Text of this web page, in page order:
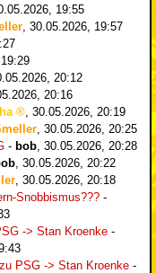
19:55
30.05.2026, 19:57
20:12
20:16
30.05.2026, 20:19
30.05.2026, 20:25
- bob 30.05.2026, 20:28
30.05.2026, 20:22
30.05.2026, 20:18
Snobbismus??? -
-> Stan Kroenke -
PSG -> Stan Kroenke -